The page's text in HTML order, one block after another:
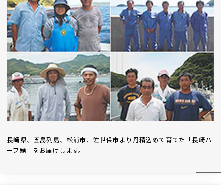
長崎県、五島列島、松浦市、佐世保市より丹精込めて育てた「長崎ハ
ーブ鯖」をお届けします。